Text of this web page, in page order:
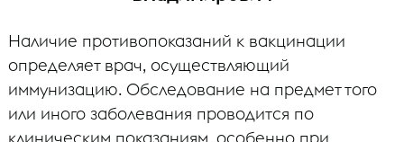
Наличие противопоказаний к вакцинации
определяет врач, осуществляющий
иммунизацию. Обследование на предмет того
или иного заболевания проводится по